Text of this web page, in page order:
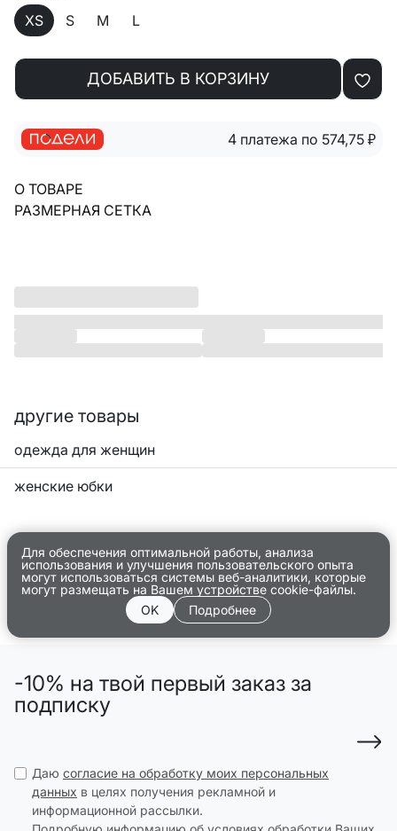
XS S M L
ДОБАВИТЬ В КОРЗИНУ
4 платежа по 574,75 ₽
О ТОВАРЕ
РАЗМЕРНАЯ СЕТКА
другие товары
одежда для женщин
женские юбки
Для обеспечения оптимальной работы, анализа
использования и улучшения пользовательского опыта
могут использоваться системы веб-аналитики, которые
могут размещать на Вашем устройстве cookie-файлы.
OK
Подробнее
-10% на твой первый заказ за
подписку
Даю согласие на обработку моих персональных
данных в целях получения рекламной и
информационной рассылки.